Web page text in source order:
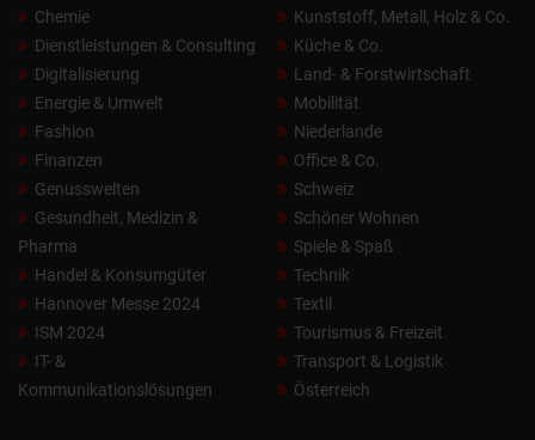
Chemie
Dienstleistungen & Consulting
Digitalisierung
Energie & Umwelt
Fashion
Finanzen
Genusswelten
Gesundheit, Medizin &
Pharma
Handel & Konsumgüter
Hannover Messe 2024
ISM 2024
IT- &
Kommunikationslösungen
Kunststoff, Metall, Holz & Co.
Küche & Co.
Land- & Forstwirtschaft
Mobilität
Niederlande
Office & Co.
Schweiz
Schöner Wohnen
Spiele & Spaß
Technik
Textil
Tourismus & Freizeit
Transport & Logistik
Österreich